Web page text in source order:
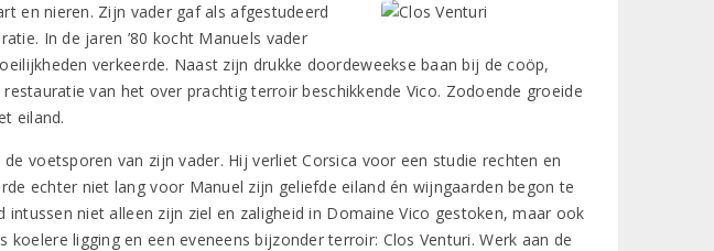
en nieren. Zijn vader gaf als afgestudeerd
In de jaren ’80 kocht Manuels vader
verkeerde. Naast zijn drukke doordeweekse baan bij de coöp,
van het over prachtig terroir beschikkende Vico. Zodoende groeide
eiland.
voetsporen van zijn vader. Hij verliet Corsica voor een studie rechten en
echter niet lang voor Manuel zijn geliefde eiland én wijngaarden begon te
intussen niet alleen zijn ziel en zaligheid in Domaine Vico gestoken, maar ook
ligging en een eveneens bijzonder terroir: Clos Venturi. Werk aan de